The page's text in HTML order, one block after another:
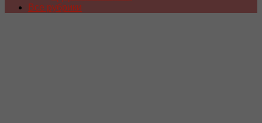
Все рубрики